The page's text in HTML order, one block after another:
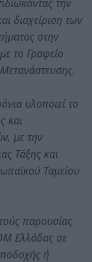
διαχείριση των
στην
το Γραφείο
υλοποιεί το
και
με την
Τάξης και
Ταμείου
παρουσίας
Ελλάδας σε
ή